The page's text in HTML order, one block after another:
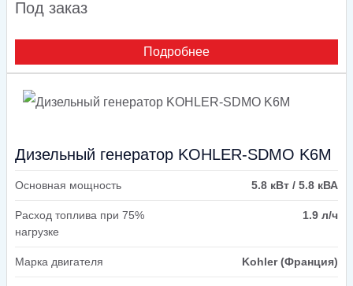
Под заказ
Подробнее
Дизельный генератор KOHLER-SDMO K6M
Основная мощность 5.8 кВт / 5.8 кВА
Расход топлива при 75%
нагрузке
1.9 л/ч
Марка двигателя Kohler (Франция)